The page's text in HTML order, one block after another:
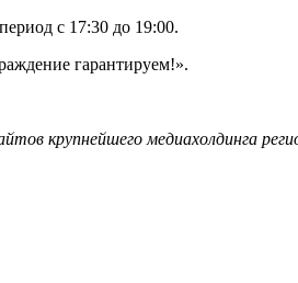
с 17:30 до 19:00.
гарантируем!».
крупнейшего медиахолдинга